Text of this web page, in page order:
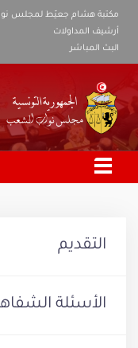
مكتبة هشام جعيّط لمجلس
أرشيف المداولات
البث المباشر
التقديم
الأسئلة